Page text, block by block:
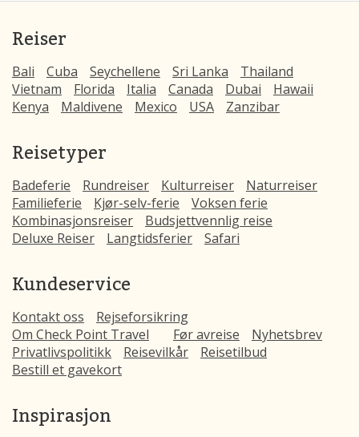
Reiser
Bali Cuba Seychellene Sri Lanka
Thailand
Vietnam
Florida Italia Canada Dubai
Hawaii
Kenya
Maldivene Mexico USA Zanzibar
Reisetyper
Badeferie Rundreiser Kulturreiser
Naturreiser
Familieferie
Kjør-selv-ferie
Voksen ferie
Kombinasjonsreiser
Budsjettvennlig reise
Deluxe Reiser
Langtidsferier Safari
Kundeservice
Kontakt oss
Rejseforsikring
Om Check Point Travel
Før avreise
Nyhetsbrev
Privatlivspolitikk
Reisevilkår
Reisetilbud
Bestill et gavekort
Inspirasjon